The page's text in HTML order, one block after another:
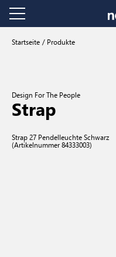
Startseite Produkte
Design For The People
Strap
Strap 27 Pendelleuchte Schwarz
(Artikelnummer 84333003)